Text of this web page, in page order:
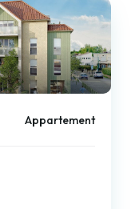
Appartement